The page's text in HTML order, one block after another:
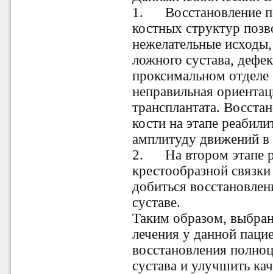
1.
Восстановление
костных структур
нежелательные
ложного сустава,
проксимальном
неправильная
трансплантата.
кости на этапе
амплитуду движений в
2.
На втором этапе
крестообразной
добиться
суставе.
Таким образом,
лечения у данной
восстановления
сустава и улучшить